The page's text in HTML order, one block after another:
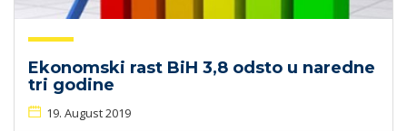
Ekonomski rast BiH 3,8 odsto u naredne
tri godine
19. August 2019